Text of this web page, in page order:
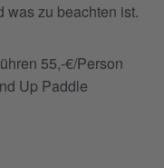
was zu beachten ist.
55,-€/Person
Up Paddle